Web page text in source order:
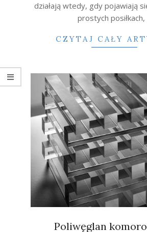
działają wtedy, gdy pojawiają
prostych posiłkach,
CZYTAJ CAŁY
Poliwęglan